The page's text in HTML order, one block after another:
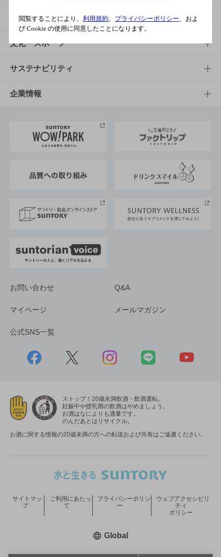
商品TOP
商品一覧
商品発売情報
栄養成分一覧
知る・楽しむ
知る・楽しむTOP
キャンペーン
工場見学
地域情報
文化・スポーツ
文化・スポーツTOP
サントリーホール
サントリーサンバーズ大阪
サステナビリティ
サステナビリティTOP
サントリーが考えるサステナビリティ経営
企業情報
企業概要
採用情報
お問い合わせ Q&A
マイページ メールマガジン
公式SNS一覧
ストップ！20歳未満飲酒・飲酒運転。
妊娠中や授乳期の飲酒はやめましょう。
お酒はなによりも適量です。
のんだあとはリサイクル。
お酒に関する情報の20歳未満の方への転送および共有はご遠慮ください。
サイトマッ
プ
ご利用にあたっ
て
プライバシーポリシ
ー
ウェブアクセシビリ
ティ
ポリシー
Global新しいウィンドウで開く
閲覧することにより、 利用規約 プライバシーポリシー 、およ
び Cookie の使用に同意したことになります。